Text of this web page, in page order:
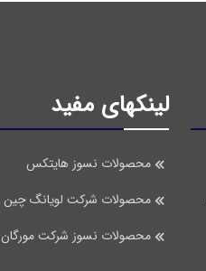
لینکهای مفید
محصولات نسوز هایتکس
محصولات شرکت لویانگ چین
محصولات نسوز شرکت مورگان